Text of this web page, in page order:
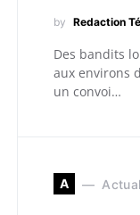
by Redaction
Des bandits
aux environs
un convoi…
A